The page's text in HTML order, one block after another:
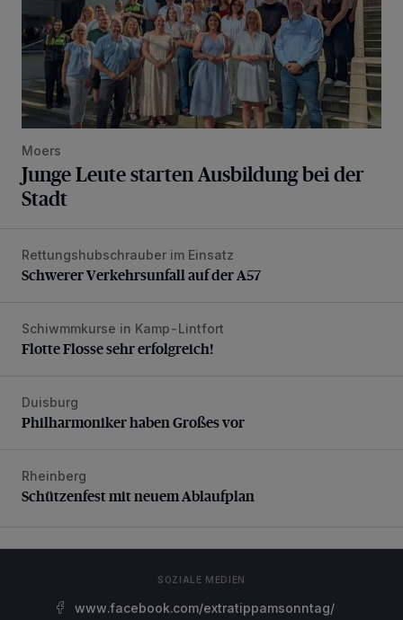
Moers
Junge Leute starten Ausbildung bei der
Stadt
Schwerer Verkehrsunfall auf der A57
Rettungshubschrauber im Einsatz
Schwerer Verkehrsunfall auf der A57
Flotte Flosse sehr erfolgreich!
Schiwmmkurse in Kamp-Lintfort
Flotte Flosse sehr erfolgreich!
Philharmoniker haben Großes vor
Duisburg
Philharmoniker haben Großes vor
Schützenfest mit neuem Ablaufplan
Rheinberg
Schützenfest mit neuem Ablaufplan
SOZIALE MEDIEN
www.facebook.com/extratippamsonntag/